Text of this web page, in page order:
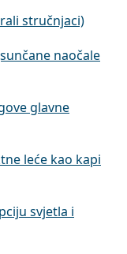
stručnjaci)
naočale
glavne
leće kao kapi
svjetla i